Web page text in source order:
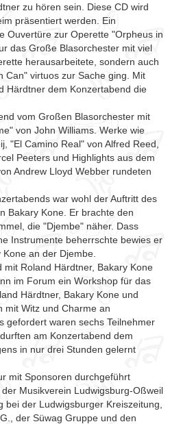
zu hören sein. Diese CD wird
präsentiert werden. Ein
Ouvertüre zur Operette "Orpheus in
das Große Blasorchester mit viel
herausarbeitete, sondern auch
Can" virtuos zur Sache ging. Mit
Härdtner dem Konzertabend die
vom Großen Blasorchester mit
von John Williams. Werke wie
"El Camino Real" von Alfred Reed,
Peeters und Highlights aus dem
Andrew Lloyd Webber rundeten
war wohl der Auftritt des
Bakary Kone. Er brachte den
die "Djembe" näher. Dass
Instrumente beherrschte bewies er
an der Djembe.
Roland Härdtner, Bakary Kone
im Forum ein Workshop für das
Härdtner, Bakary Kone und
mit Witz und Charme an
gefordert waren sechs Teilnehmer
am Konzertabend dem
in nur drei Stunden gelernt
mit Sponsoren durchgeführt
Musikverein Ludwigsburg-Oßweil
bei der Ludwigsburger Kreiszeitung,
der Süwag Gruppe und den